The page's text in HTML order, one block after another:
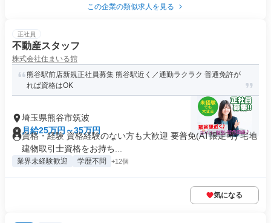
この企業の類似求人を見る
正社員
不動産スタッフ
株式会社住まいる館
熊谷駅前店新規正社員募集 熊谷駅近く／通勤ラクラク 普通免許が
れば資格はOK
埼玉県熊谷市筑波
月給25万円～35万円
資格・経験 資格経験のない方も大歓迎 要普免(AT限定可) 宅地
建物取引士資格をお持ち...
業界未経験歓迎 学歴不問 +12個
気になる